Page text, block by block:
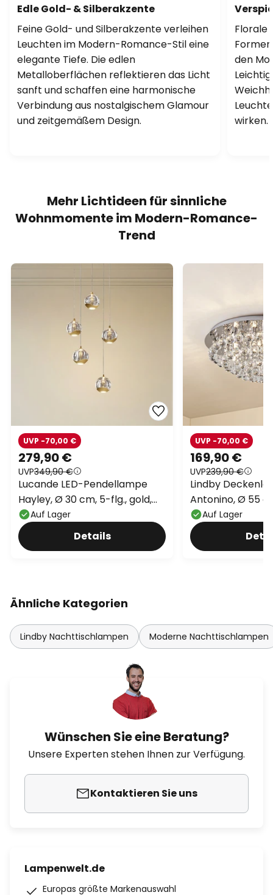
Edle Gold- & Silberakzente
Feine Gold- und Silberakzente verleihen
Leuchten im Modern-Romance-Stil eine
elegante Tiefe. Die edlen
Metalloberflächen reflektieren das Licht
sanft und schaffen eine harmonische
Verbindung aus nostalgischem Glamour
und zeitgemäßem Design.
Florale
den
wirken.
Mehr Lichtideen für sinnliche
Wohnmomente im Modern-Romance-
Trend
279,90 €
UVP349,90 €
UVP -70,00 €
Lucande LED-Pendellampe
Hayley, Ø 30 cm, 5-flg., gold,
GlasAuf Lager
Details
169,90 €
UVP239,90 €
UVP -70,00 €
Lindby
Antonino, Ø 55
Kristall, G9
Auf Lager
Ähnliche Kategorien
Lindby Nachttischlampen Moderne Nachttischlampen
Wünschen Sie eine Beratung?
Unsere Experten stehen Ihnen zur Verfügung.
Kontaktieren Sie uns
Lampenwelt.de
Europas größte Markenauswahl